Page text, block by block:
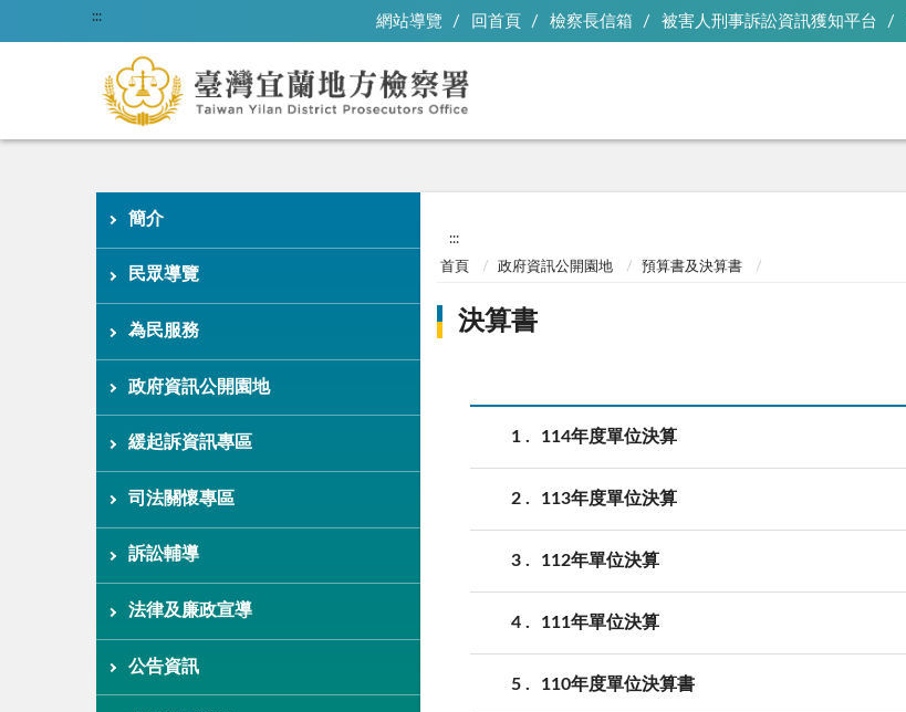
::: 網站導覽 回首頁 檢察長信箱 被害人刑事訴訟資訊獲知平台
簡介
民眾導覽
為民服務
政府資訊公開園地
緩起訴資訊專區
司法關懷專區
訴訟輔導
法律及廉政宣導
公告資訊
:::
首頁 政府資訊公開園地 預算書及決算書
決算書
1 114年度單位決算
2 113年度單位決算
3 112年單位決算
4 111年單位決算
5 110年度單位決算書